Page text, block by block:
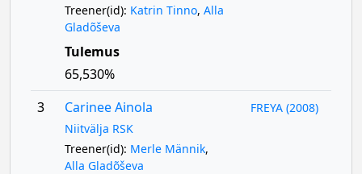
Treener(id): Katrin Tinno, Alla
Gladõševa
Tulemus
65,530%
3
Carinee Ainola
Niitvälja RSK
Treener(id): Merle Männik,
Alla Gladõševa
FREYA (2008)